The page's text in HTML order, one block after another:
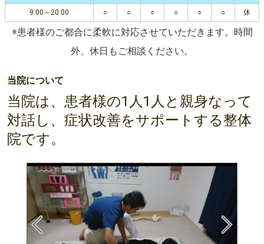
9:00～20:00 ○ ○ ○ ○ ○ ○ 休
※患者様のご都合に柔軟に対応させていただきます。時間
外、休日もご相談ください。
当院について
当院は、患者様の1人1人と親身なって
対話し、症状改善をサポートする整体
院です。